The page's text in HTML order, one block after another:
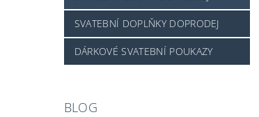
SVATEBNÍ DOPLŇKY DOPRODEJ
DÁRKOVÉ SVATEBNÍ POUKAZY
BLOG